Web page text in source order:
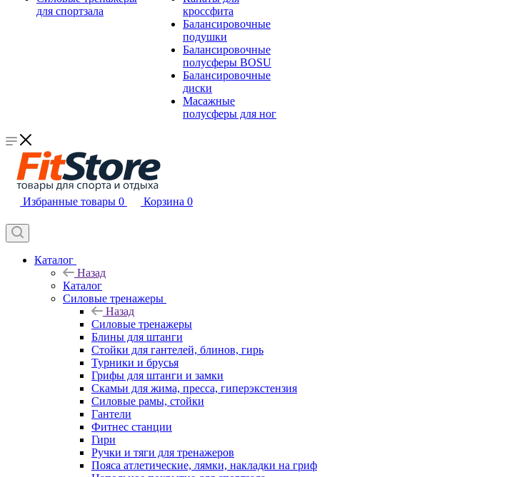
для спортзала
кроссфита
Балансировочные
подушки
Балансировочные
полусферы BOSU
Балансировочные
диски
Масажные
полусферы для ног
Избранные товары 0 Корзина 0
Каталог
Назад
Каталог
Силовые тренажеры
Назад
Силовые тренажеры
Блины для штанги
Стойки для гантелей, блинов, гирь
Турники и брусья
Грифы для штанги и замки
Скамьи для жима, пресса, гиперэкстензия
Силовые рамы, стойки
Гантели
Фитнес станции
Гири
Ручки и тяги для тренажеров
Пояса атлетические, лямки, накладки на гриф